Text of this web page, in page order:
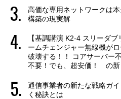
高価な専用ネットワークは
構築の現実解
【基調講演 K2-4 スリーダ
ームチェンジャー無線機が
破壊する！！ コアサーバー
不要！でも、超安価！ の新
通信事業者の新たな戦略ガ
く秘訣とは